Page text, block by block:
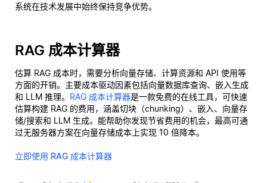
系统在技术发展中始终保持竞争优势。
RAG 成本计算器
估算 RAG 成本时，需要分析向量存储、计算资源和 API 使用等
方面的开销。主要成本驱动因素包括向量数据库查询、嵌入生成
和 LLM 推理。 RAG 成本计算器是一款免费的在线工具，可快速
估算构建 RAG 的费用，涵盖切块（chunking）、嵌入、向量存
储/搜索和 LLM 生成。能帮助你发现节省费用的机会，最高可通
过无服务器方案在向量存储成本上实现 10 倍降本。
立即使用 RAG 成本计算器